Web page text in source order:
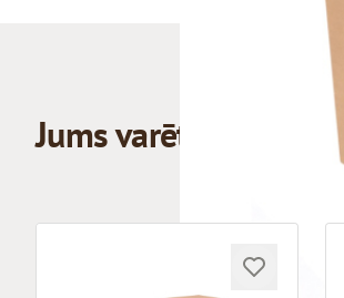
Jums varētu patikt